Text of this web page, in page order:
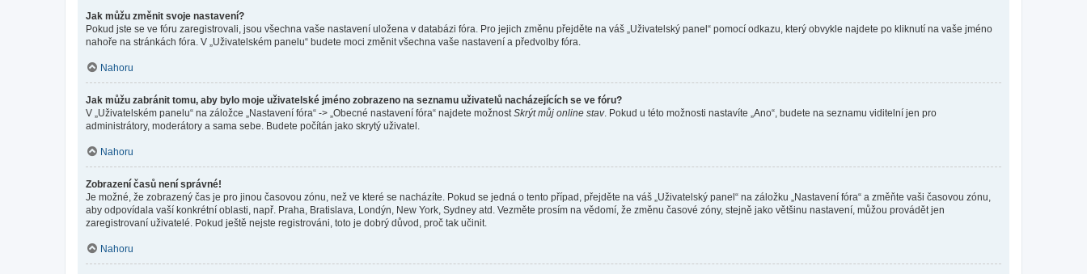
Jak můžu změnit svoje nastavení?
Pokud jste se ve fóru zaregistrovali, jsou všechna vaše nastavení uložena v databázi fóra. Pro jejich změnu přejděte na váš „Uživatelský panel“ pomocí odkazu, který obvykle najdete po kliknutí na vaše jméno
nahoře na stránkách fóra. V „Uživatelském panelu“ budete moci změnit všechna vaše nastavení a předvolby fóra.
Nahoru
Jak můžu zabránit tomu, aby bylo moje uživatelské jméno zobrazeno na seznamu uživatelů nacházejících se ve fóru?
V „Uživatelském panelu“ na záložce „Nastavení fóra“ -> „Obecné nastavení fóra“ najdete možnost Skrýt můj online stav. Pokud u této možnosti nastavíte „Ano“, budete na seznamu viditelní jen pro
administrátory, moderátory a sama sebe. Budete počítán jako skrytý uživatel.
Nahoru
Zobrazení časů není správné!
Je možné, že zobrazený čas je pro jinou časovou zónu, než ve které se nacházíte. Pokud se jedná o tento případ, přejděte na váš „Uživatelský panel“ na záložku „Nastavení fóra“ a změňte vaši časovou zónu,
aby odpovídala vaší konkrétní oblasti, např. Praha, Bratislava, Londýn, New York, Sydney atd. Vezměte prosím na vědomí, že změnu časové zóny, stejně jako většinu nastavení, můžou provádět jen
zaregistrovaní uživatelé. Pokud ještě nejste registrováni, toto je dobrý důvod, proč tak učinit.
Nahoru